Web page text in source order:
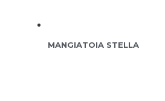
MANGIATOIA STELLA